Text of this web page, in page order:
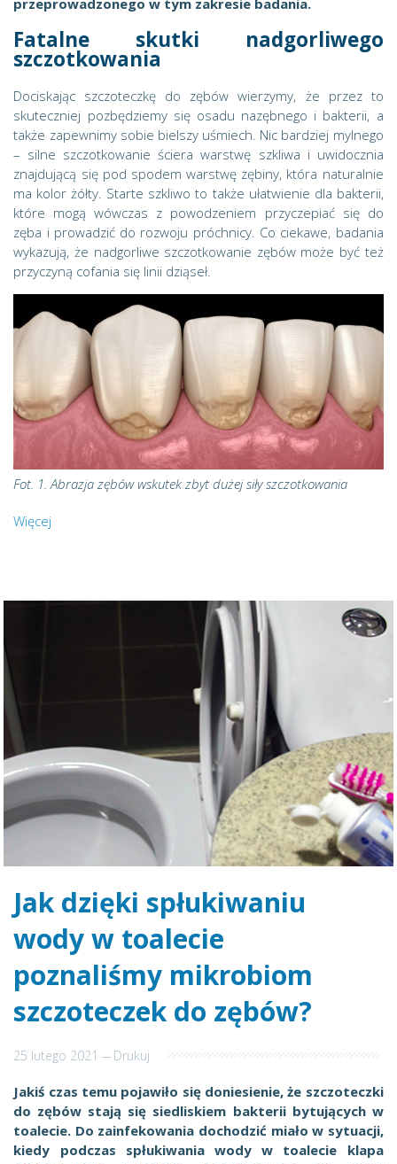
przeprowadzonego w tym zakresie badania.
Fatalne skutki nadgorliwego
szczotkowania
Dociskając szczoteczkę do zębów wierzymy, że przez to
skuteczniej pozbędziemy się osadu nazębnego i bakterii, a
także zapewnimy sobie bielszy uśmiech. Nic bardziej mylnego
– silne szczotkowanie ściera warstwę szkliwa i uwidocznia
znajdującą się pod spodem warstwę zębiny, która naturalnie
ma kolor żółty. Starte szkliwo to także ułatwienie dla bakterii,
które mogą wówczas z powodzeniem przyczepiać się do
zęba i prowadzić do rozwoju próchnicy. Co ciekawe, badania
wykazują, że nadgorliwe szczotkowanie zębów może być też
przyczyną cofania się linii dziąseł.
Fot. 1. Abrazja zębów wskutek zbyt dużej siły szczotkowania
Więcej
Jak dzięki spłukiwaniu
wody w toalecie
poznaliśmy mikrobiom
szczoteczek do zębów?
25 lutego 2021--- Drukuj
Jakiś czas temu pojawiło się doniesienie, że szczoteczki
do zębów stają się siedliskiem bakterii bytujących w
toalecie. Do zainfekowania dochodzić miało w sytuacji,
kiedy podczas spłukiwania wody w toalecie klapa